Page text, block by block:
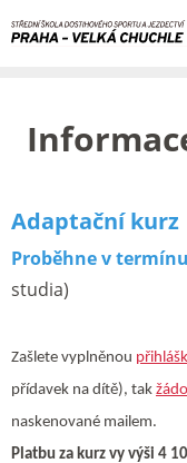
Adaptační kurz
Proběhne v termínu
studia)
Zašlete vyplněnou
přídavek na dítě), tak
naskenované mailem.
Platbu za kurz vy výši 4